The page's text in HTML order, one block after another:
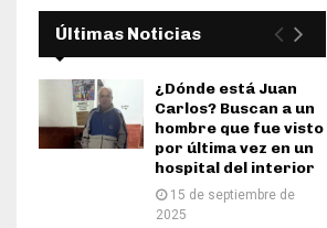
Últimas Noticias
¿Dónde está Juan
Carlos? Buscan a un
hombre que fue visto
por última vez en un
hospital del interior
15 de septiembre de
2025